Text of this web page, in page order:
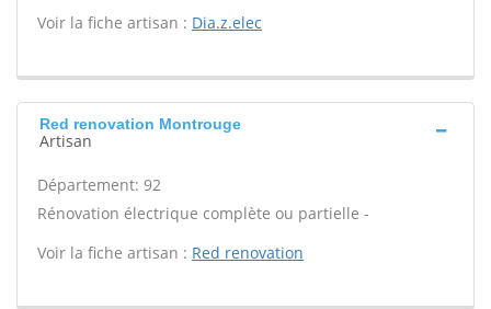
Voir la fiche artisan : Dia.z.elec
Red renovation Montrouge
Artisan
Département: 92
Rénovation électrique complète ou partielle -
Voir la fiche artisan : Red renovation